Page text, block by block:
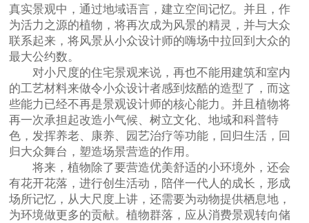
真实景观中，通过地域语言，建立空间记忆。并且，作
为活力之源的植物，将再次成为风景的精灵，并与大众
联系起来，将风景从小众设计师的嗨场中拉回到大众的
最大公约数。
对小尺度的住宅景观来说，再也不能用建筑和室内
的工艺材料来做令小众设计者感到炫酷的造型了，而这
些能力已经不再是景观设计师的核心能力。并且植物将
再一次承担起改造小气候、树立文化、地域和科普特
色，发挥养老、康养、园艺治疗等功能，回归生活，回
归大众舞台，塑造场景营造的作用。
将来，植物除了要营造优美舒适的小环境外，还会
有花开花落，进行创生活动，陪伴一代人的成长，形成
场所记忆，从大尺度上讲，还需要为动物提供栖息地，
为环境做更多的贡献。植物群落，应从消费景观转向储